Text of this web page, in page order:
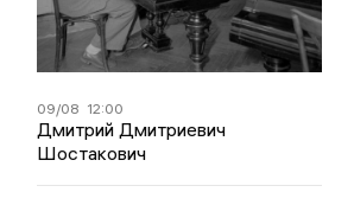
09/08 12:00
Дмитрий Дмитриевич
Шостакович